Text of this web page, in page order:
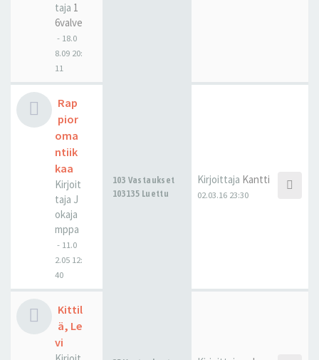
taja 1
6valve
- 18.0
8.09 20:
11
Rap
pior
oma
ntiik
kaa
Kirjoit
taja J
okaja
mppa
- 11.0
2.05 12:
40
103 Vastaukset
103135 Luettu
Kirjoittaja Kantti
02.03.16 23:30
Kittil
ä, Le
vi